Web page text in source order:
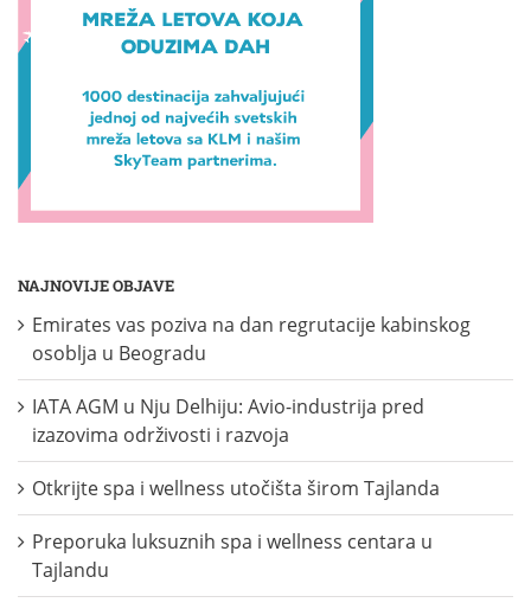
NAJNOVIJE OBJAVE
Emirates vas poziva na dan regrutacije kabinskog
osoblja u Beogradu
IATA AGM u Nju Delhiju: Avio-industrija pred
izazovima održivosti i razvoja
Otkrijte spa i wellness utočišta širom Tajlanda
Preporuka luksuznih spa i wellness centara u
Tajlandu